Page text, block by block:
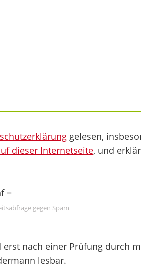
gelesen,
dieser Internetseite, und
=
gegen Spam
nach einer Prüfung durch
lesbar.